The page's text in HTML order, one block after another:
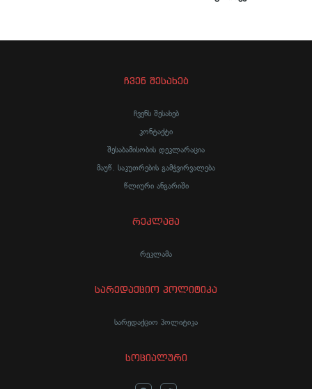
ჩვენ შესახებ
ჩვენს შესახებ
კონტაქტი
შესაბამისობის დეკლარაცია
მაუწ. საკუთრების გამჭვირვალება
წლიური ანგარიში
რეკლამა
რეკლამა
სარედაქციო პოლიტიკა
სარედაქციო პოლიტიკა
სოციალური